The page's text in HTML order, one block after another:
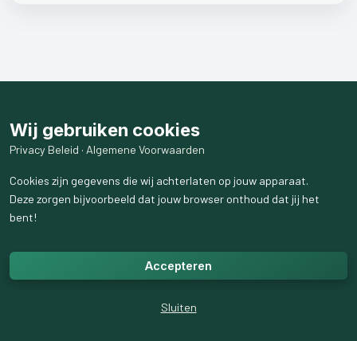
Wij gebruiken cookies
Privacy Beleid · Algemene Voorwaarden
Cookies zijn gegevens die wij achterlaten op jouw apparaat.
Deze zorgen bijvoorbeeld dat jouw browser onthoud dat jij het
bent!
Accepteren
Sluiten